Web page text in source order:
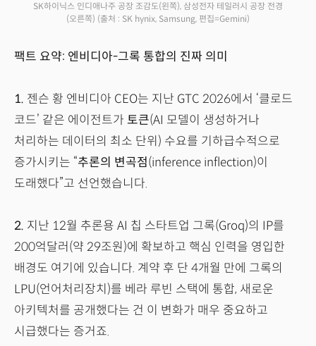
SK하이닉스 인디애나주 공장 조감도(왼쪽), 삼성전자 테일러시 공장 전경
(오른쪽) (출처 : SK hynix, Samsung, 편집=Gemini)
팩트 요약: 엔비디아-그록 통합의 진짜 의미
1. 젠슨 황 엔비디아 CEO는 지난 GTC 2026에서 ‘클로드
코드’ 같은 에이전트가 토큰(AI 모델이 생성하거나
처리하는 데이터의 최소 단위) 수요를 기하급수적으로
증가시키는 “추론의 변곡점(inference inflection)이
도래했다”고 선언했습니다.
2. 지난 12월 추론용 AI 칩 스타트업 그록(Groq)의 IP를
200억달러(약 29조원)에 확보하고 핵심 인력을 영입한
배경도 여기에 있습니다. 계약 후 단 4개월 만에 그록의
LPU(언어처리장치)를 베라 루빈 스택에 통합, 새로운
아키텍처를 공개했다는 건 이 변화가 매우 중요하고
시급했다는 증거죠.